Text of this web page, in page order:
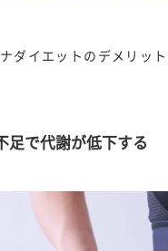
ダイエットのデメリッ
足で代謝が低下する